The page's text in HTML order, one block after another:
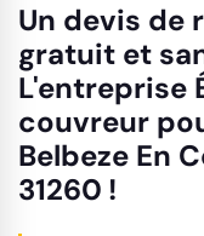
Un devis de
gratuit et
L'entreprise
couvreur
Belbeze En
31260 !